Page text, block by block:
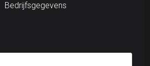
Bedrijfsgegevens